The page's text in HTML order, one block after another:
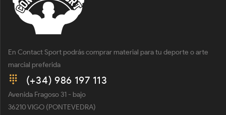
En Contact Sport podrás comprar material para tu deporte o arte
marcial preferida
(+34) 986 197 113
Avenida Fragoso 31 - bajo
36210 VIGO (PONTEVEDRA)